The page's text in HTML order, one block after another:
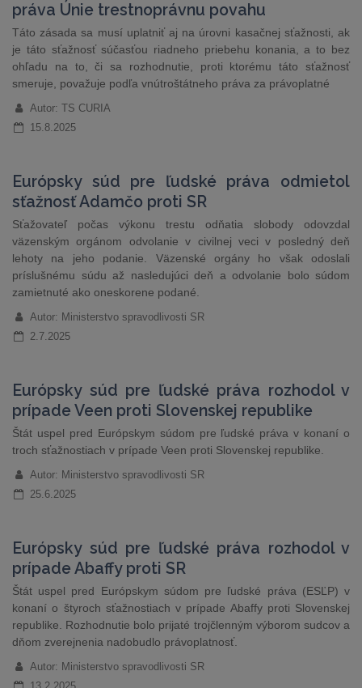
práva Únie trestnoprávnu povahu
Táto zásada sa musí uplatniť aj na úrovni kasačnej sťažnosti, ak
je táto sťažnosť súčasťou riadneho priebehu konania, a to bez
ohľadu na to, či sa rozhodnutie, proti ktorému táto sťažnosť
smeruje, považuje podľa vnútroštátneho práva za právoplatné
Autor: TS CURIA
15.8.2025
Európsky súd pre ľudské práva odmietol
sťažnosť Adamčo proti SR
Sťažovateľ počas výkonu trestu odňatia slobody odovzdal
väzenským orgánom odvolanie v civilnej veci v posledný deň
lehoty na jeho podanie. Väzenské orgány ho však odoslali
príslušnému súdu až nasledujúci deň a odvolanie bolo súdom
zamietnuté ako oneskorene podané.
Autor: Ministerstvo spravodlivosti SR
2.7.2025
Európsky súd pre ľudské práva rozhodol v
prípade Veen proti Slovenskej republike
Štát uspel pred Európskym súdom pre ľudské práva v konaní o
troch sťažnostiach v prípade Veen proti Slovenskej republike.
Autor: Ministerstvo spravodlivosti SR
25.6.2025
Európsky súd pre ľudské práva rozhodol v
prípade Abaffy proti SR
Štát uspel pred Európskym súdom pre ľudské práva (ESĽP) v
konaní o štyroch sťažnostiach v prípade Abaffy proti Slovenskej
republike. Rozhodnutie bolo prijaté trojčlenným výborom sudcov a
dňom zverejnenia nadobudlo právoplatnosť.
Autor: Ministerstvo spravodlivosti SR